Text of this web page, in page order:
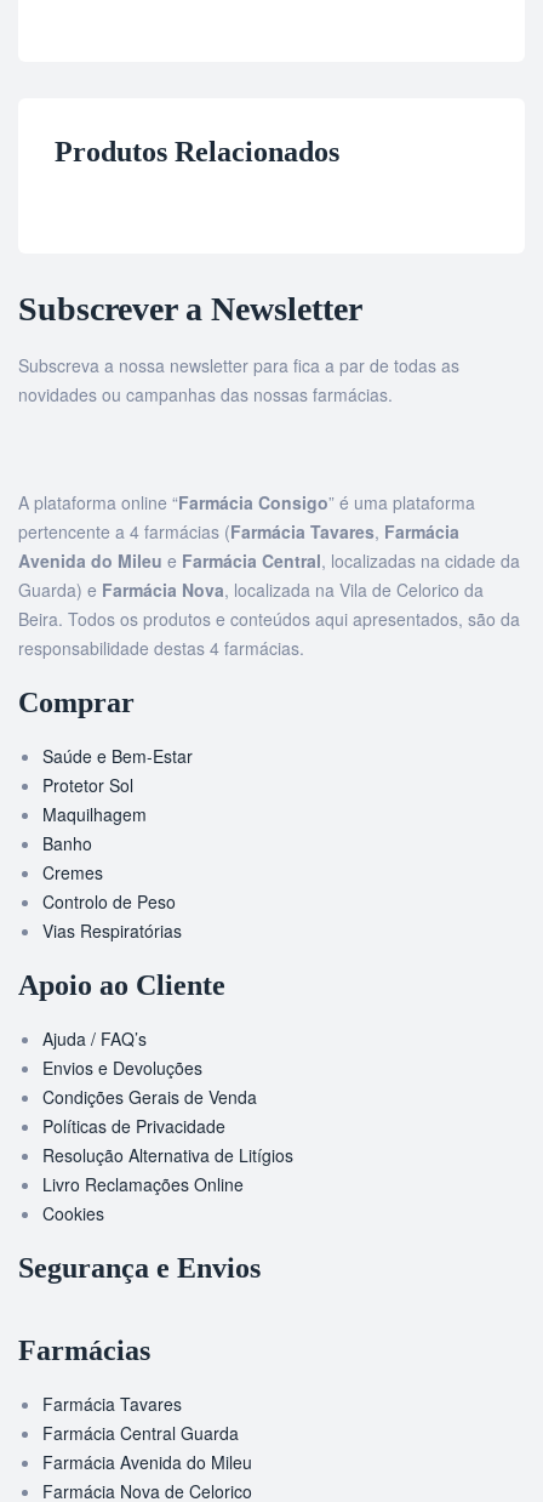
Produtos Relacionados
Subscrever a Newsletter
Subscreva a nossa newsletter para fica a par de todas as
novidades ou campanhas das nossas farmácias.
A plataforma online “Farmácia Consigo” é uma plataforma
pertencente a 4 farmácias (Farmácia Tavares, Farmácia
Avenida do Mileu e Farmácia Central, localizadas na cidade da
Guarda) e Farmácia Nova, localizada na Vila de Celorico da
Beira. Todos os produtos e conteúdos aqui apresentados, são da
responsabilidade destas 4 farmácias.
Comprar
Saúde e Bem-Estar
Protetor Sol
Maquilhagem
Banho
Cremes
Controlo de Peso
Vias Respiratórias
Apoio ao Cliente
Ajuda / FAQ’s
Envios e Devoluções
Condições Gerais de Venda
Políticas de Privacidade
Resolução Alternativa de Litígios
Livro Reclamações Online
Cookies
Segurança e Envios
Farmácias
Farmácia Tavares
Farmácia Central Guarda
Farmácia Avenida do Mileu
Farmácia Nova de Celorico